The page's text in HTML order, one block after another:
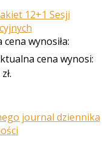
12+1 Sesji
wynosiła:
cena wynosi: